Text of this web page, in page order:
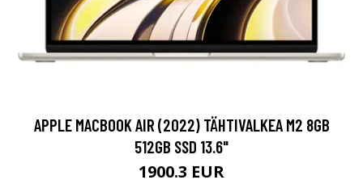
APPLE MACBOOK AIR (2022) TÄHTIVALKEA M2 8GB
512GB SSD 13.6"
1900.3 EUR